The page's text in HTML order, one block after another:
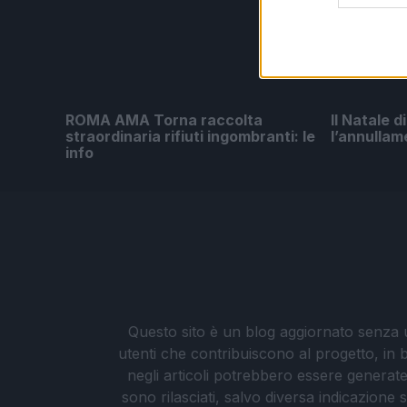
ROMA AMA Torna raccolta
straordinaria rifiuti ingombranti: le
info
Il Natale
Questo sito è un blog aggiornato
utenti che contribuiscono al progetto, in
negli articoli potrebbero essere
sono rilasciati, salvo diversa